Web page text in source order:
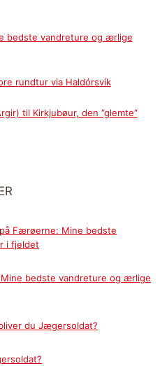
bedste vandreture og ærlige
rundtur via Haldórsvík
til Kirkjubøur, den ”glemte”
Færøerne: Mine bedste
i fjeldet
bedste vandreture og ærlige
du Jægersoldat?